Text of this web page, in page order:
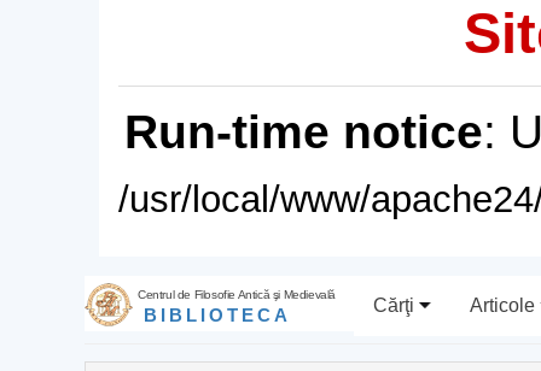
Run-time notice:
/usr/local/www/
Centrul de Filosofie Antică şi Medievală
BIBLIOTECA Cărţi Articole